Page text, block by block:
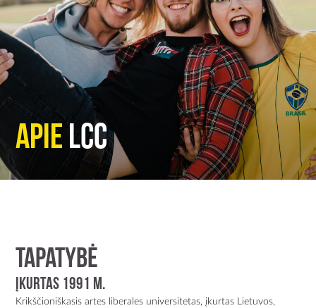
Krikščioniška misija
Studentų miestelis
Faktai ir naujienos
Naujienlaiškis Ir Archyvas
Contact Us
ApieLCC
Tapatybė
ĮKURTAS 1991 M.
Krikščioniškasis artes liberales universitetas, įkurtas Lietuvos,